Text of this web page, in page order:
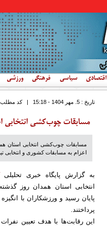
اقتصادی سیاسی فرهنگی ورزشی
تاریخ : 5. مهر 1404 - 15:18 |کد
مسابقات چوب‌کشی انتخابی
مسابقات چوب‌کشی انتخابی استان
اعزام به مسابقات کشوری و انتخابی
به گزارش پایگاه خبری تحلیلی
انتخابی استان همدان روز
پایان رسید و ورزشکاران با
پرداختند.
این رقابت‌ها با هدف تعیین